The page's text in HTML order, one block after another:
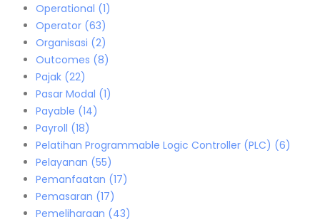
Operational (1)
Operator (63)
Organisasi (2)
Outcomes (8)
Pajak (22)
Pasar Modal (1)
Payable (14)
Payroll (18)
Pelatihan Programmable Logic Controller (PLC) (6)
Pelayanan (55)
Pemanfaatan (17)
Pemasaran (17)
Pemeliharaan (43)